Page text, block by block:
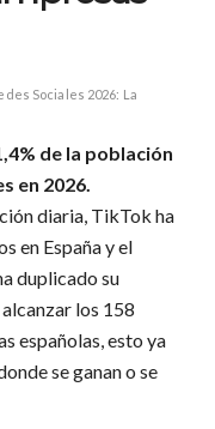
Sociales 2026: La
de la población
en 2026.
diaria, TikTok ha
en España y el
duplicado su
los 158
españolas, esto ya
se ganan o se